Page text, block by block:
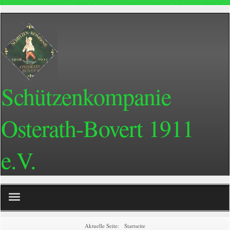
Schützenkompanie
Osterath-Bovert 1911
e.V.
Aktuelle Seite: Startseite